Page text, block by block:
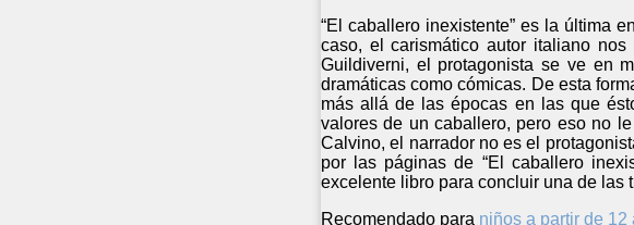
“El caballero inexistente” es la última
caso, el carismático autor italiano
Guildiverni, el protagonista se ve en
dramáticas como cómicas. De esta
más allá de las épocas en las que
valores de un caballero, pero eso no
Calvino, el narrador no es el
por las páginas de “El caballero
excelente libro para concluir una de las
Recomendado para niños a partir de 12